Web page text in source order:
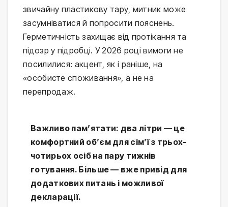
звичайну пластикову тару, митник може
засумніватися й попросити пояснень.
Герметичність захищає від протікання та
підозр у підробці. У 2026 році вимоги не
посилилися: акцент, як і раніше, на
«особисте споживання», а не на
перепродаж.
Важливо пам’ятати: два літри — це
комфортний об’єм для сім’ї з трьох-
чотирьох осіб на пару тижнів
готування. Більше — вже привід для
додаткових питань і можливої
декларації.